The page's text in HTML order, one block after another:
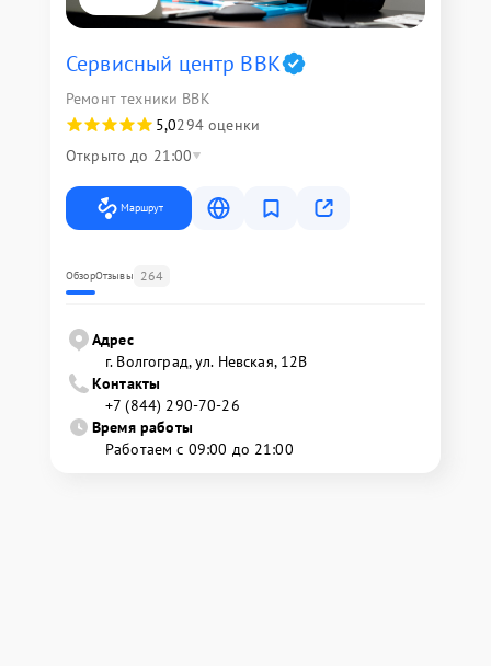
Сервисный центр BBK
Ремонт техники BBK
5,0294 оценки
Открыто до 21:00
Маршрут
ОбзорОтзывы 264
Адрес
г. Волгоград, ул. Невская, 12В
Контакты
+7 (844) 290-70-26
Время работы
Работаем с 09:00 до 21:00